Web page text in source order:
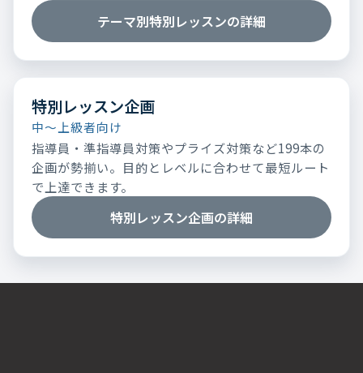
テーマ別特別レッスンの詳細
特別レッスン企画
中～上級者向け
指導員・準指導員対策やプライズ対策など199本の
企画が勢揃い。目的とレベルに合わせて最短ルート
で上達できます。
特別レッスン企画の詳細